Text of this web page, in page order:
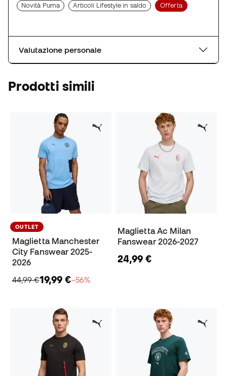
Novità Puma Articoli Lifestyle in saldo Offerta
Valutazione personale
Prodotti simili
OUTLET
Maglietta Manchester
City Fanswear 2025-
2026
44,99 €19,99 €−56%
Maglietta Ac Milan
Fanswear 2026-2027
24,99 €